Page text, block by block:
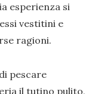
esperienza si
vestitini e
ragioni.
pescare
il tutino pulito,